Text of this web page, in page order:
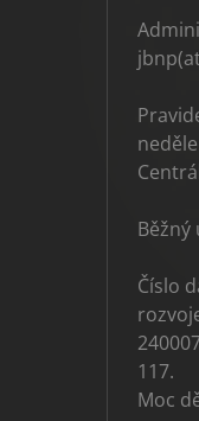
Běžný
Číslo
117.
Moc